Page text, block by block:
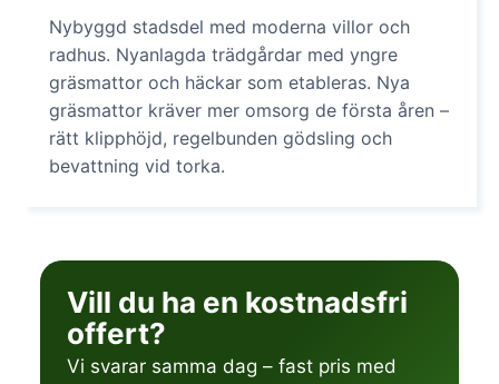
Nybyggd stadsdel med moderna villor och
radhus. Nyanlagda trädgårdar med yngre
gräsmattor och häckar som etableras. Nya
gräsmattor kräver mer omsorg de första åren –
rätt klipphöjd, regelbunden gödsling och
bevattning vid torka.
Vill du ha en kostnadsfri
offert?
Vi svarar samma dag – fast pris med